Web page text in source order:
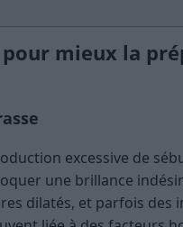
mieux la
excessive de
une brillance
dilatés, et parfois des